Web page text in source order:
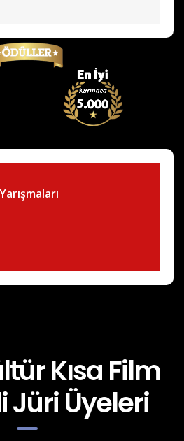
Kısa Film
Jüri Üyeleri